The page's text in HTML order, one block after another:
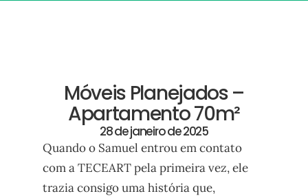
Móveis Planejados –
Apartamento 70m²
28 de janeiro de 2025
Quando o Samuel entrou em contato
com a TECEART pela primeira vez, ele
trazia consigo uma história que,